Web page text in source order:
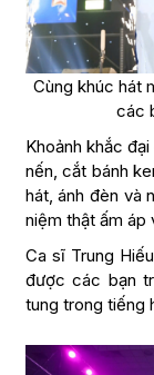
Cùng khúc hát
các
Khoảnh khắc
nến, cắt bánh
hát, ánh đèn và
niệm thật ấm áp
Ca sĩ Trung
được các bạn
tung trong tiếng